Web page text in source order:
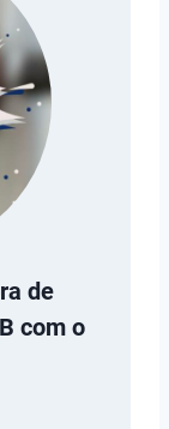
de
com o